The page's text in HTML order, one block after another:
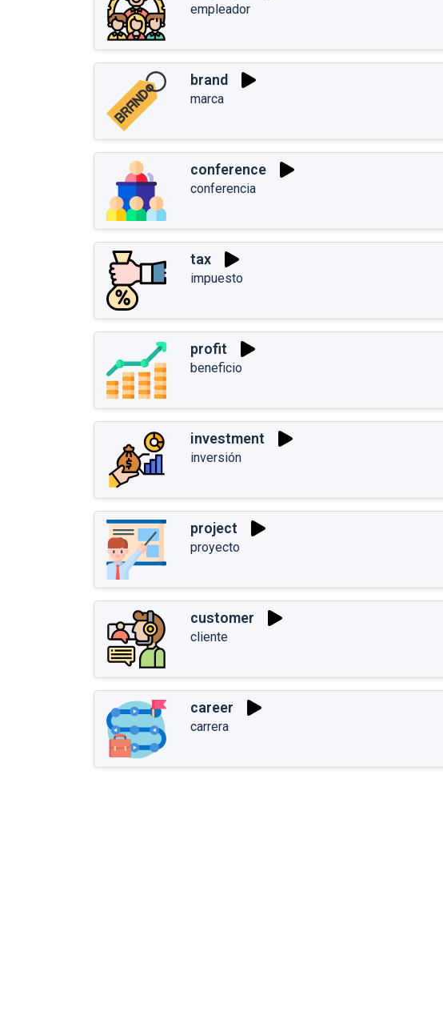
empleador
brand
marca
conference
conferencia
tax
impuesto
profit
beneficio
investment
inversión
project
proyecto
customer
cliente
career
carrera